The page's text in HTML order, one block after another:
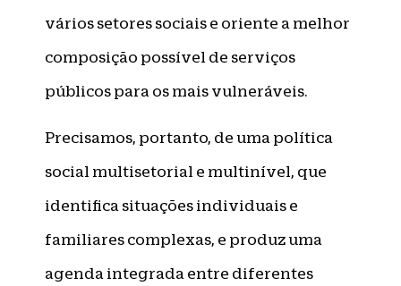
vários setores sociais e oriente a melhor
composição possível de serviços
públicos para os mais vulneráveis.
Precisamos, portanto, de uma política
social multisetorial e multinível, que
identifica situações individuais e
familiares complexas, e produz uma
agenda integrada entre diferentes